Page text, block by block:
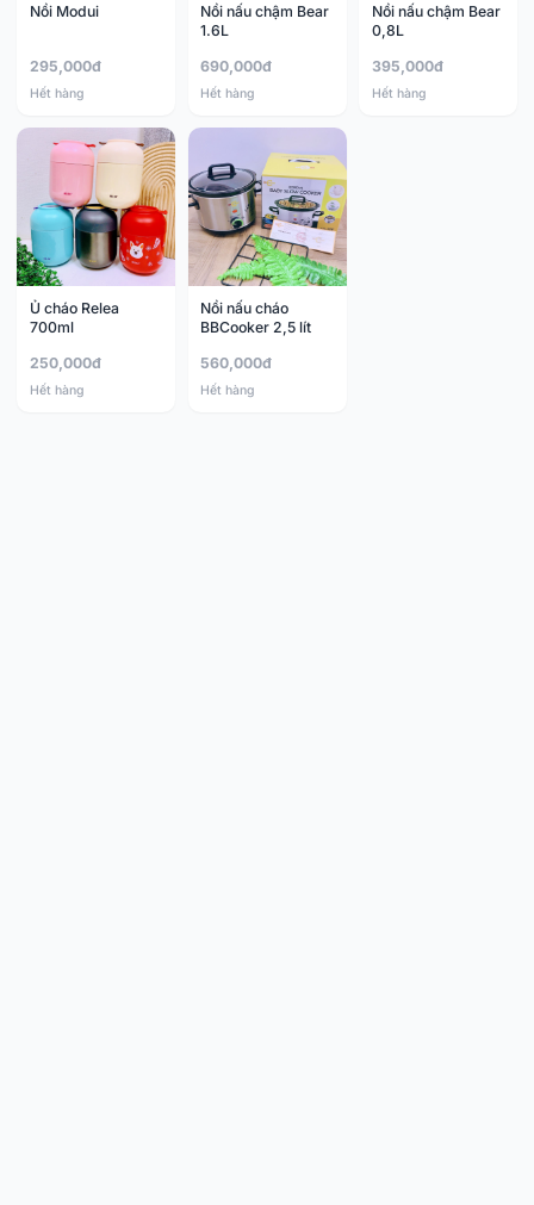
Nồi Modui
295,000đ
Hết hàng
Nồi nấu chậm Bear
1.6L
690,000đ
Hết hàng
Nồi nấu chậm Bear
0,8L
395,000đ
Hết hàng
Ủ cháo Relea
700ml
250,000đ
Hết hàng
Nồi nấu cháo
BBCooker 2,5 lít
560,000đ
Hết hàng